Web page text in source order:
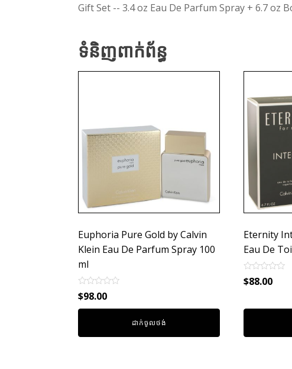
Gift Set -- 3.4 oz Eau De Parfum Spray + 6.7 oz
ទំនិញពាក់ព័ន្ធ
Euphoria Pure Gold by Calvin
Klein Eau De Parfum Spray 100
ml
Rated
0
out
$98.00
ដាក់ចូលថង់
Eternity
Eau De
Rated
0
5
$88.00